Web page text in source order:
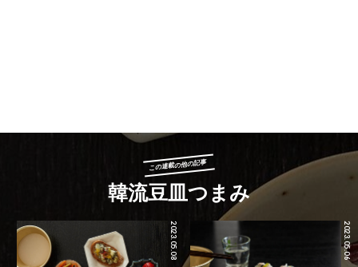
この連載の他の記事
韓流豆皿つまみ
2023.05.08 2023.05.06